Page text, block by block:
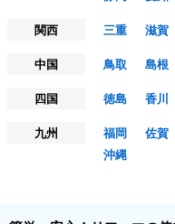
関西
三重 滋賀
中国
鳥取 島根
四国
徳島 香川
九州
福岡 佐賀
沖縄